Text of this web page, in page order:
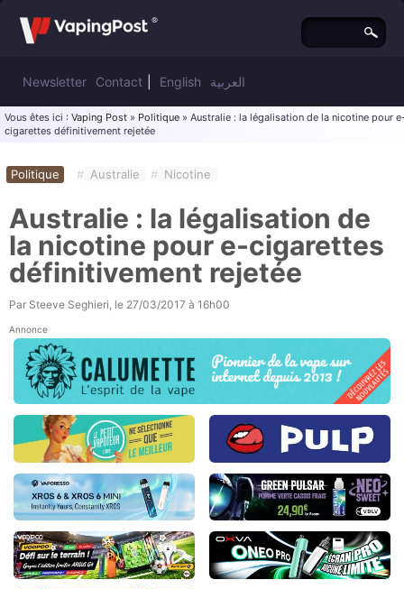
Newsletter Contact English العربية
Vous êtes ici : Vaping Post » Politique » Australie : la légalisation de la nicotine pour
cigarettes définitivement rejetée
Politique # Australie # Nicotine
Australie : la légalisation de
la nicotine pour e-cigarettes
définitivement rejetée
Par Steeve Seghieri, le 27/03/2017 à 16h00
Annonce